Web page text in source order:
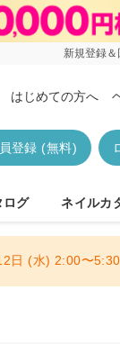
新規登録
はじめての方へ
登録 (無料)
ログ ネイルカ
日 (水) 2:00〜5:30